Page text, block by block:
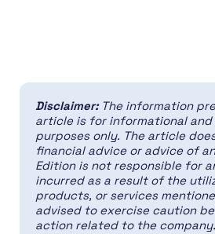
Disclaimer: The information
article is for informational
purposes only. The article
financial advice or advice of
Edition is not responsible for
incurred as a result of the
products, or services
advised to exercise caution
action related to the company.